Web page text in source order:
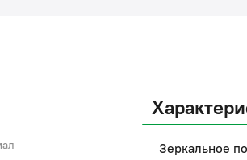
Зеркальное